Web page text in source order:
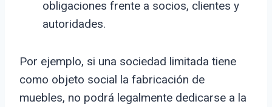
obligaciones frente a socios, clientes y
autoridades.
Por ejemplo, si una sociedad limitada tiene
como objeto social la fabricación de
muebles, no podrá legalmente dedicarse a la